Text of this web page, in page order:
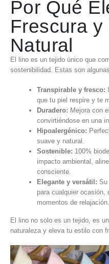
Por Qué
Frescura
Natural
El lino es un tejido único que
sostenibilidad. Estas son
Transpirable y fresco:
que tu piel respire y te
Duradero: Mejora con
convirtiéndose en una
Hipoalergénico:
suave y natural.
Sostenible: 100%
impacto ambiental,
consciente.
Elegante y versátil:
para cualquier ocasión,
momentos de relajación.
El lino no solo es un tejido, es
naturaleza y eleva tu estilo con